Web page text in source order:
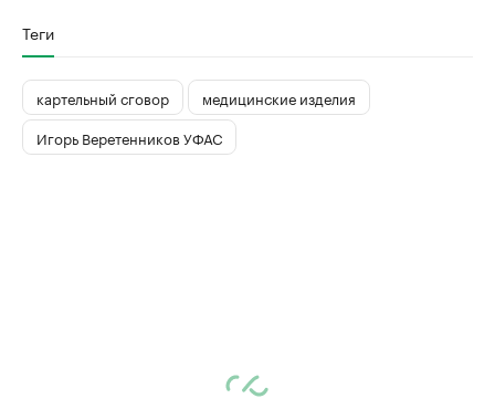
Теги
картельный сговор
медицинские изделия
Игорь Веретенников УФАС